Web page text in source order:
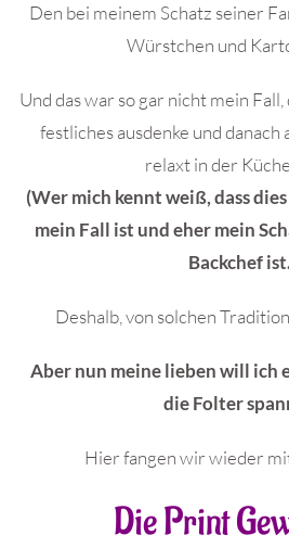
Den bei meinem Schatz seiner
Würstchen und
Und das war so gar nicht mein
festliches ausdenke und danach
relaxt in der
(Wer mich kennt weiß, dass
mein Fall ist und eher mein
Backchef
Deshalb, von solchen
Aber nun meine lieben will ich
die Folter
Hier fangen wir wieder
Die Print